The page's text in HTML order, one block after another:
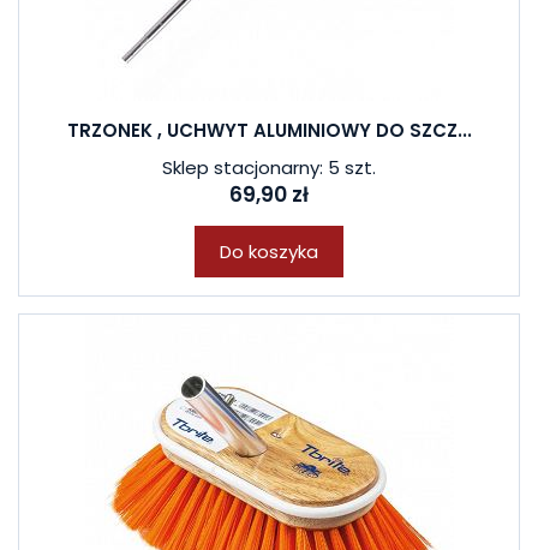
TRZONEK , UCHWYT ALUMINIOWY DO SZCZ...
Sklep stacjonarny: 5 szt.
69,90 zł
Do koszyka